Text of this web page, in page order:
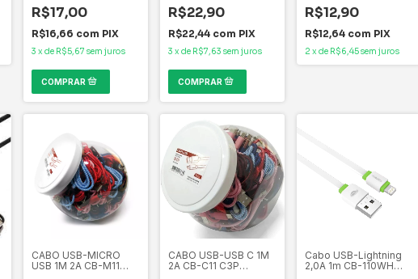
100WH
R$17,00
R$16,66 com PIX
3 x de R$5,67 sem juros
integrado posui
função Handsfree,
Embalagem BAG
R$22,90
R$22,44 com PIX
3 x de R$7,63 sem juros
167
R$12,90
R$12,64 com PIX
2 x de R$6,45sem juros
CABO USB-MICRO
USB 1M 2A CB-M11
CABO USB-USB C 1M
2A CB-C11 C3P
Cabo USB-Lightning
2,0A 1m CB-110WH